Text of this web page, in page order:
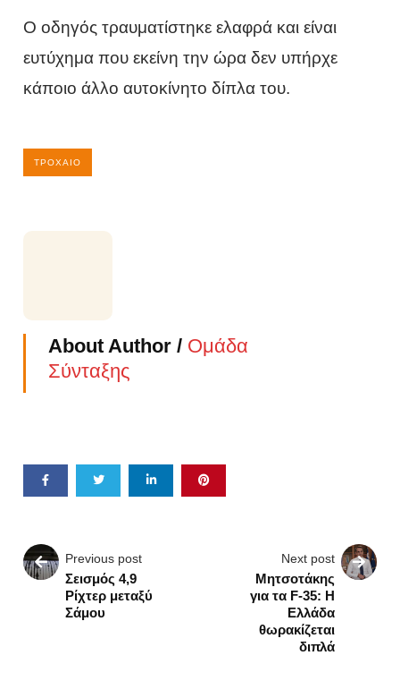
Ο οδηγός τραυματίστηκε ελαφρά και είναι
ευτύχημα που εκείνη την ώρα δεν υπήρχε
κάποιο άλλο αυτοκίνητο δίπλα του.
ΤΡΟΧΑΊΟ
About Author / Ομάδα
Σύνταξης
Previous post
Σεισμός 4,9
Ρίχτερ μεταξύ
Σάμου
Next post
Μητσοτάκης
για τα F-35: Η
Ελλάδα
θωρακίζεται
διπλά